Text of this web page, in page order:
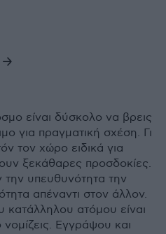
είναι δύσκολο να βρεις
για πραγματική σχέση. Γι
τον χώρο ειδικά για
ξεκάθαρες προσδοκίες.
την υπευθυνότητα την
απέναντι στον άλλον.
κατάλληλου ατόμου είναι
Εγγράψου και